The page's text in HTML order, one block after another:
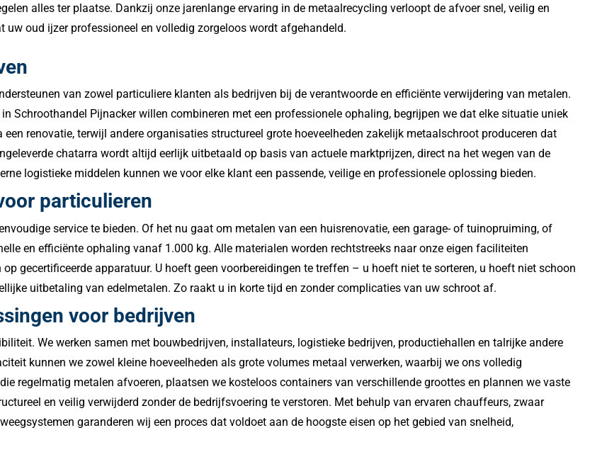
alles ter plaatse. Dankzij onze jarenlange ervaring in de metaalrecycling verloopt de afvoer snel, veilig en
oud ijzer professioneel en volledig zorgeloos wordt afgehandeld.
van zowel particuliere klanten als bedrijven bij de verantwoorde en efficiënte verwijdering van metalen.
Schroothandel Pijnacker willen combineren met een professionele ophaling, begrijpen we dat elke situatie uniek
renovatie, terwijl andere organisaties structureel grote hoeveelheden zakelijk metaalschroot produceren dat
chatarra wordt altijd eerlijk uitbetaald op basis van actuele marktprijzen, direct na het wegen van de
logistieke middelen kunnen we voor elke klant een passende, veilige en professionele oplossing bieden.
particulieren
service te bieden. Of het nu gaat om metalen van een huisrenovatie, een garage- of tuinopruiming, of
en efficiënte ophaling vanaf 1.000 kg. Alle materialen worden rechtstreeks naar onze eigen faciliteiten
gecertificeerde apparatuur. U hoeft geen voorbereidingen te treffen – u hoeft niet te sorteren, u hoeft niet schoon
uitbetaling van edelmetalen. Zo raakt u in korte tijd en zonder complicaties van uw schroot af.
voor bedrijven
We werken samen met bouwbedrijven, installateurs, logistieke bedrijven, productiehallen en talrijke andere
kunnen we zowel kleine hoeveelheden als grote volumes metaal verwerken, waarbij we ons volledig
regelmatig metalen afvoeren, plaatsen we kosteloos containers van verschillende groottes en plannen we vaste
en veilig verwijderd zonder de bedrijfsvoering te verstoren. Met behulp van ervaren chauffeurs, zwaar
garanderen wij een proces dat voldoet aan de hoogste eisen op het gebied van snelheid,